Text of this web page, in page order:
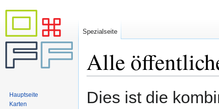
Alle
Navigation
Suche
Dies ist die
Spezialseite
Hauptseite
Karten